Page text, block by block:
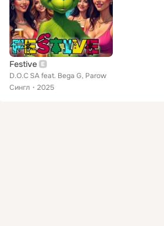
Festive
D.O.C SA feat. Bega G, Parow
Сингл
2025